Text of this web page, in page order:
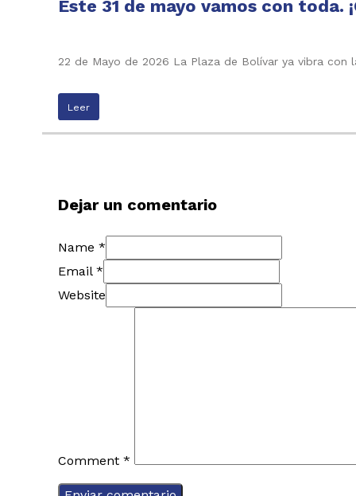
Este 31 de mayo vamos con toda.
22 de Mayo de 2026 La Plaza de Bolívar ya vibra
Leer
Dejar un comentario
Name *
Email *
Website
Comment *